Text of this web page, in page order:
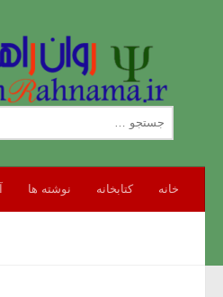
برای:
خانه کتابخانه نوشته ها